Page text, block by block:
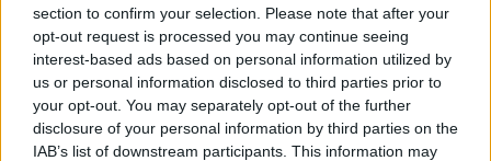
section to confirm your selection. Please note that after your
opt-out request is processed you may continue seeing
interest-based ads based on personal information utilized by
us or personal information disclosed to third parties prior to
your opt-out. You may separately opt-out of the further
disclosure of your personal information by third parties on the
IAB’s list of downstream participants. This information may